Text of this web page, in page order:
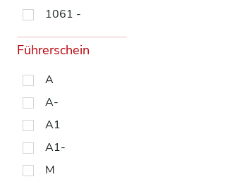
1061 -
Führerschein
A
A-
A1
A1-
M